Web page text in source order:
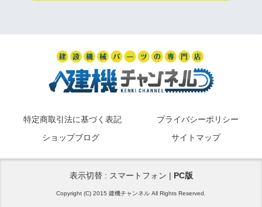
特定商取引法に基づく表記
プライバシーポリシー
ショップブログ
サイトマップ
表示切替 : スマートフォン | PC版
Copyright (C) 2015 建機チャンネル All Rights Reserved.